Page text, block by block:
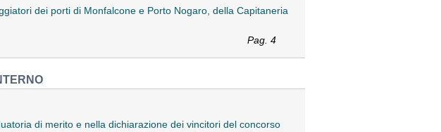
dei porti di Monfalcone e Porto Nogaro, della Capitaneria
Pag. 4
di merito e nella dichiarazione dei vincitori del concorso